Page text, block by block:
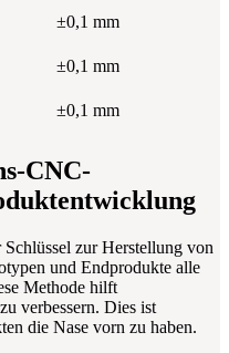
±0,1 mm
±0,1 mm
±0,1 mm
CNC-
Schlüssel zur Herstellung von
und Endprodukte alle
Methode hilft
verbessern. Dies ist
die Nase vorn zu haben.